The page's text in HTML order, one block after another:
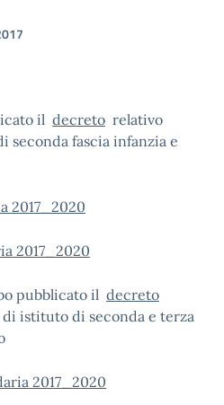
il decreto relativo
fascia infanzia e
2017_2020
2017_2020
pubblicato il decreto
istituto di seconda e terza
2017_2020